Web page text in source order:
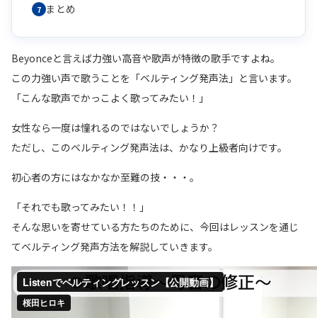
まとめ
Beyonceと言えば力強い高音や歌声が特徴の歌手ですよね。
この力強い声で歌うことを「ベルティング発声法」と言います。
「こんな歌声でかっこよく歌ってみたい！」
女性なら一度は憧れるのではないでしょうか？
ただし、このベルティング発声法は、かなり上級者向けです。
初心者の方にはなかなか至難の技・・・。
「それでも歌ってみたい！！」
そんな思いを寄せている方たちのために、今回はレッスンを通じ
てベルティング発声方法を解説していきます。